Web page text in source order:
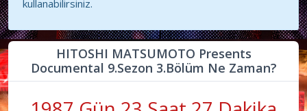
kullanabilirsiniz.
HITOSHI MATSUMOTO Presents
Documental 9.Sezon 3.Bölüm Ne Zaman?